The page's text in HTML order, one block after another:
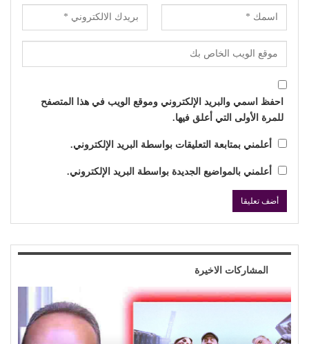
احفظ اسمي والبريد الإلكتروني وموقع الويب في هذا المتصفح
للمرة الأولى التي أعلق فيها.
أعلمني بمتابعة التعليقات بواسطة البريد الإلكتروني.
أعلمني بالمواضيع الجديدة بواسطة البريد الإلكتروني.
المشاركات الاخيرة